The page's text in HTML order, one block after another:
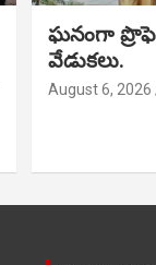
ఘనంగా
వేడుకలు.
August 6, 2026